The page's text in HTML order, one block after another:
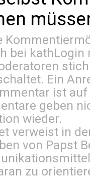
bei kathLogin
Ein
ist
geben
wieder.
verweist in
von Papst
zu